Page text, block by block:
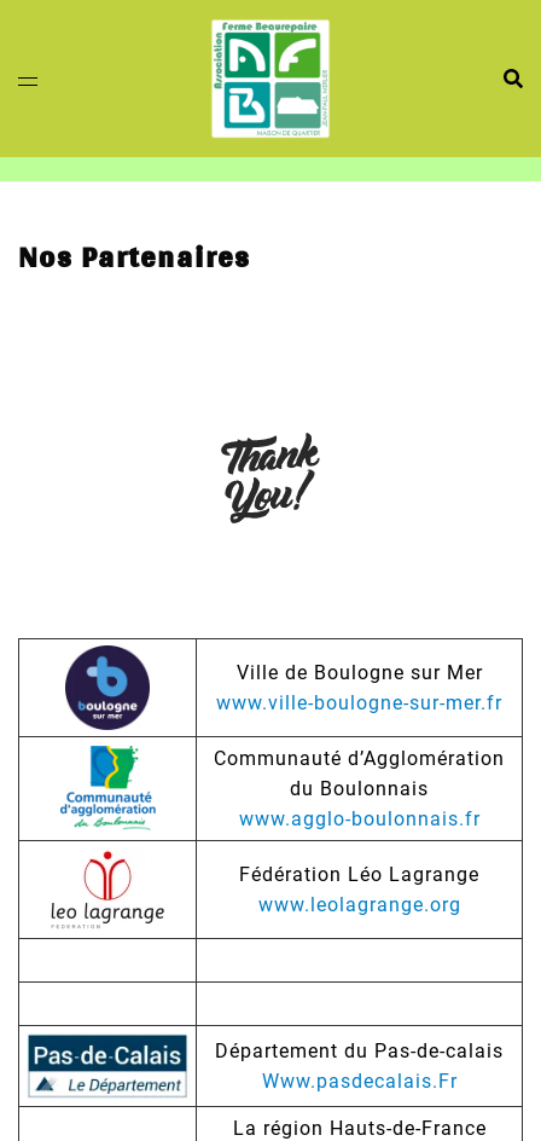
contenu
Nos Partenaires
Ville de Boulogne sur Mer
www.ville-boulogne-sur-mer.fr
Communauté d’Agglomération
du Boulonnais
www.agglo-boulonnais.fr
Fédération Léo Lagrange
www.leolagrange.org
Département du Pas-de-calais
Www.pasdecalais.Fr
La région Hauts-de-France